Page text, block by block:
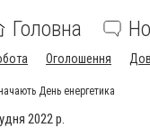
Головна
Оголошення
День енергетика
2022 р.